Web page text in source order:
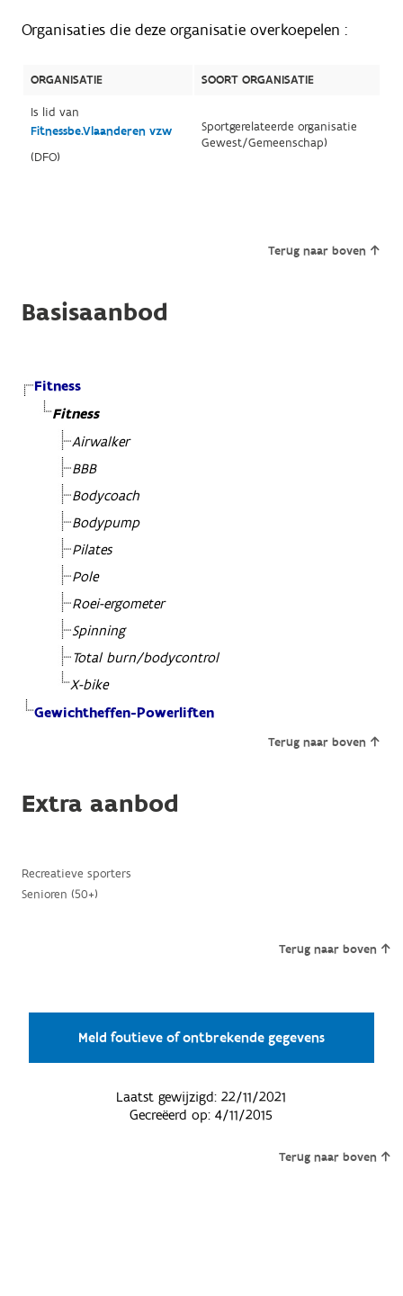
Organisaties die deze organisatie overkoepelen :
ORGANISATIE
SOORT ORGANISATIE
Is lid van
Fitnessbe.Vlaanderen vzw
(DFO)
Sportgerelateerde organisatie
Gewest/Gemeenschap)
Terug naar boven
Basisaanbod
Fitness
Fitness
Airwalker
BBB
Bodycoach
Bodypump
Pilates
Pole
Roei-ergometer
Spinning
Total burn/bodycontrol
X-bike
Gewichtheffen-Powerliften
Terug naar boven
Extra aanbod
Recreatieve sporters
Senioren (50+)
Terug naar boven
Meld foutieve of ontbrekende gegevens
Laatst gewijzigd:22/11/2021
Gecreëerd op:4/11/2015
Terug naar boven